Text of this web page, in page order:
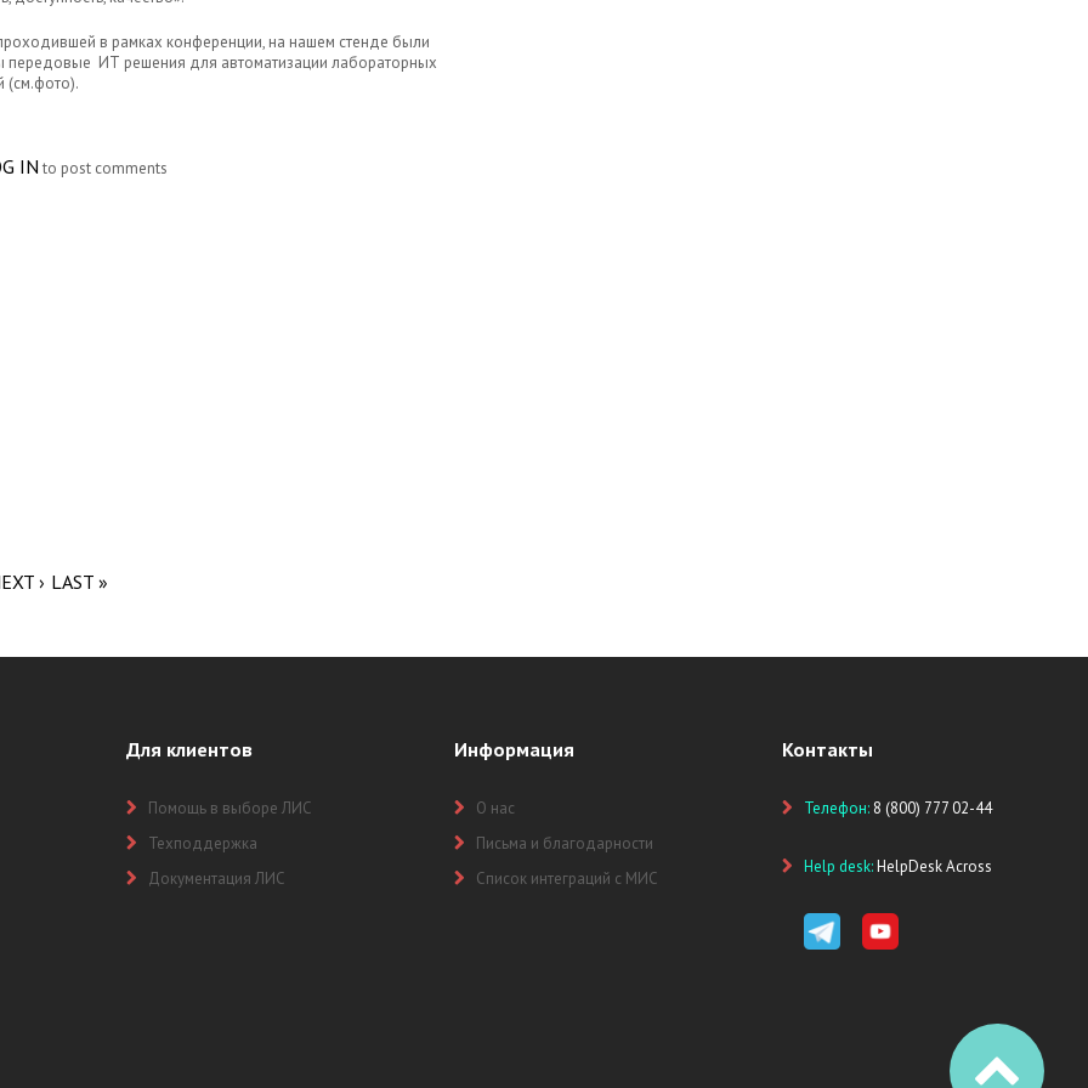
в рамках конференции, на нашем стенде были
передовые ИТ решения для автоматизации лабораторных
(см.фото).
ПРОЕКТНЫЙ ПОДХОД ПРИ ВНЕДРЕНИИ ЛИС БЫЛ
IN to post comments
› LAST »
Для клиентов
Помощь в выборе ЛИС
Техподдержка
Документация ЛИС
Информация
О нас
Письма и благодарности
Список интеграций с МИС
Контакты
Телефон: 8 (800) 777 02-44
Help desk:HelpDesk Across